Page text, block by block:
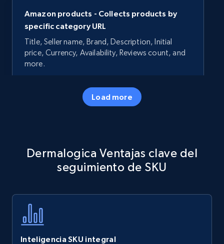
Amazon products - Collects products by
specific category URL
Title, Seller name, Brand, Description, Initial
price, Currency, Availability, Reviews count, and
more.
5.7K+ Comenzar ahora
specific keywords
Title, Seller name, Brand, Description, Initial
Load more
Dermalogica Ventajas clave del
seguimiento de SKU
Inteligencia SKU integral